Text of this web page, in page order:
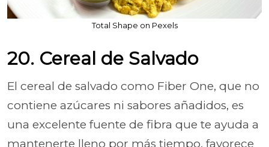
Total Shape on Pexels
20. Cereal de Salvado
El cereal de salvado como Fiber One, que no
contiene azúcares ni sabores añadidos, es
una excelente fuente de fibra que te ayuda a
mantenerte lleno por más tiempo, favorece